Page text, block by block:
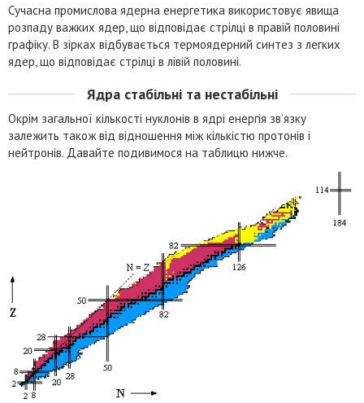
Сучасна промислова ядерна енергетика використовує явища
розпаду важких ядер, що відповідає стрілці в правій половині
графіку. В зірках відбувається термоядерний синтез з легких
ядер, що відповідає стрілці в лівій половині.
Ядра стабільні та нестабільні
Окрім загальної кількості нуклонів в ядрі енергія зв’язку
залежить також від відношення між кількістю протонів і
нейтронів. Давайте подивимося на таблицю нижче.